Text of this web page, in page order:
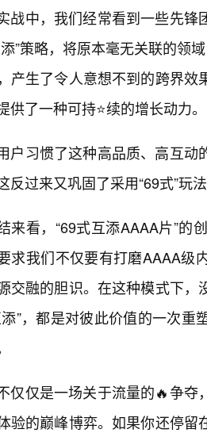
战中，我们经常看到一些先锋
”策略，将原本毫无关联的领
产生了令人意想不到的跨界
供了一种可持⭐续的增长动力。
户习惯了这种高品质、高互
反过来又巩固了采用“69式”玩
来看，“69式互添AAAA片”的
求我们不仅要有打磨AAAA级
交融的胆识。在这种模式下
添”，都是对彼此价值的一次
仅仅是一场关于流量的🔥争夺
验的巅峰博弈。如果你还停